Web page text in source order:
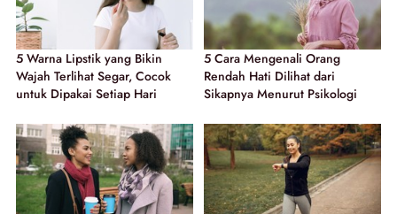
5 Warna Lipstik yang Bikin
Wajah Terlihat Segar, Cocok
untuk Dipakai Setiap Hari
5 Cara Mengenali Orang
Rendah Hati Dilihat dari
Sikapnya Menurut Psikologi